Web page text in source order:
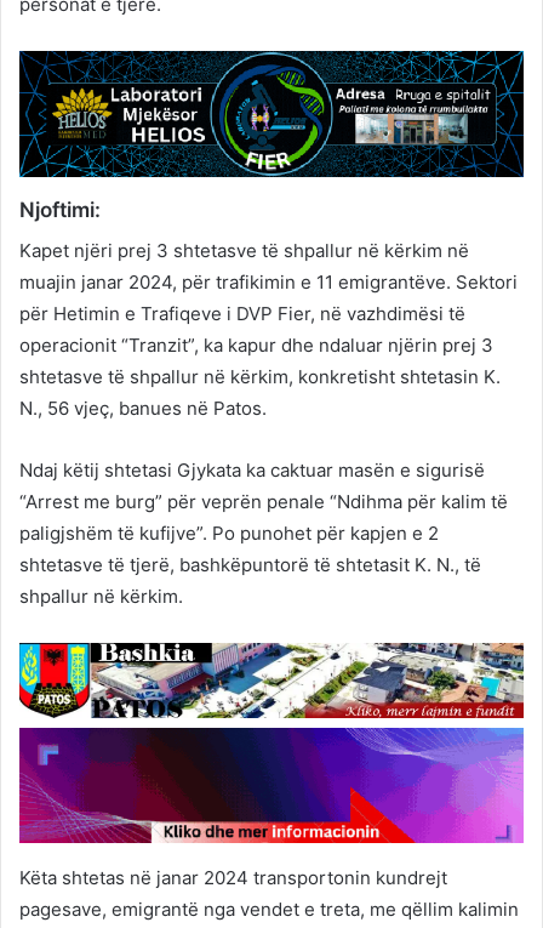
personat e tjerë.
Njoftimi:
Kapet njëri prej 3 shtetasve të shpallur në kërkim në
muajin janar 2024, për trafikimin e 11 emigrantëve. Sektori
për Hetimin e Trafiqeve i DVP Fier, në vazhdimësi të
operacionit “Tranzit”, ka kapur dhe ndaluar njërin prej 3
shtetasve të shpallur në kërkim, konkretisht shtetasin K.
N., 56 vjeç, banues në Patos.
Ndaj këtij shtetasi Gjykata ka caktuar masën e sigurisë
“Arrest me burg” për veprën penale “Ndihma për kalim të
paligjshëm të kufijve”. Po punohet për kapjen e 2
shtetasve të tjerë, bashkëpuntorë të shtetasit K. N., të
shpallur në kërkim.
Këta shtetas në janar 2024 transportonin kundrejt
pagesave, emigrantë nga vendet e treta, me qëllim kalimin